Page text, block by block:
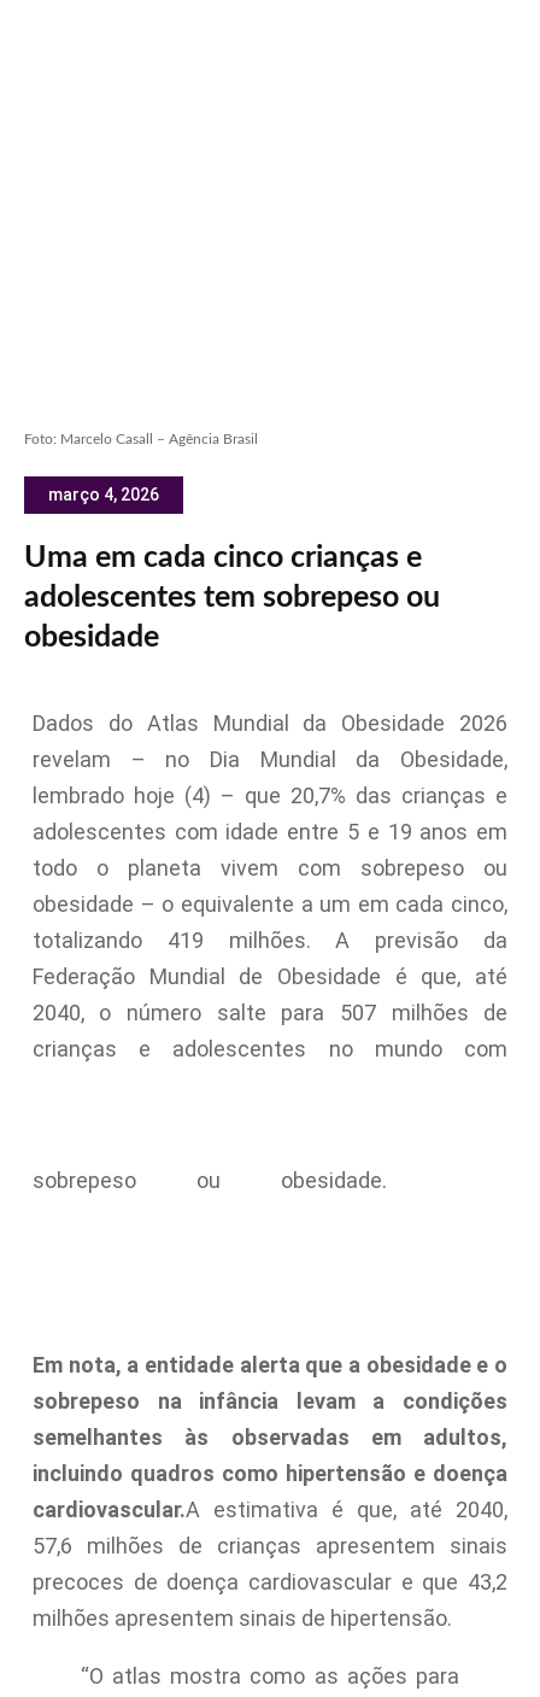
Foto: Marcelo Casall – Agência Brasil
março 4, 2026
Uma em cada cinco crianças e
adolescentes tem sobrepeso ou
obesidade
Dados do Atlas Mundial da Obesidade 2026
revelam – no Dia Mundial da Obesidade,
lembrado hoje (4) – que 20,7% das crianças e
adolescentes com idade entre 5 e 19 anos em
todo o planeta vivem com sobrepeso ou
obesidade – o equivalente a um em cada cinco,
totalizando 419 milhões. A previsão da
Federação Mundial de Obesidade é que, até
2040, o número salte para 507 milhões de
crianças e adolescentes no mundo com
sobrepeso ou obesidade.
Em nota, a entidade alerta que a obesidade e o
sobrepeso na infância levam a condições
semelhantes às observadas em adultos,
incluindo quadros como hipertensão e doença
cardiovascular.A estimativa é que, até 2040,
57,6 milhões de crianças apresentem sinais
precoces de doença cardiovascular e que 43,2
milhões apresentem sinais de hipertensão.
“O atlas mostra como as ações para